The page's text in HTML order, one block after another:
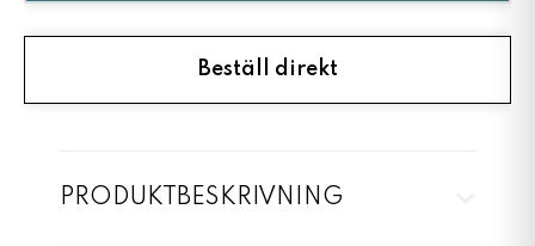
Beställ direkt
PRODUKTBESKRIVNING